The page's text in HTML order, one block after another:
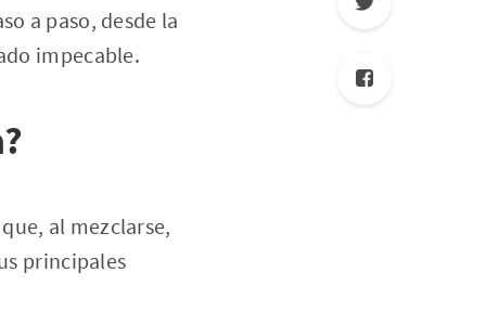
a paso, desde la
impecable.
al mezclarse,
principales